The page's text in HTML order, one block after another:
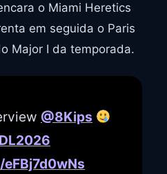
o Miami Heretics
em seguida o Paris
Major I da temporada.
@8Kips